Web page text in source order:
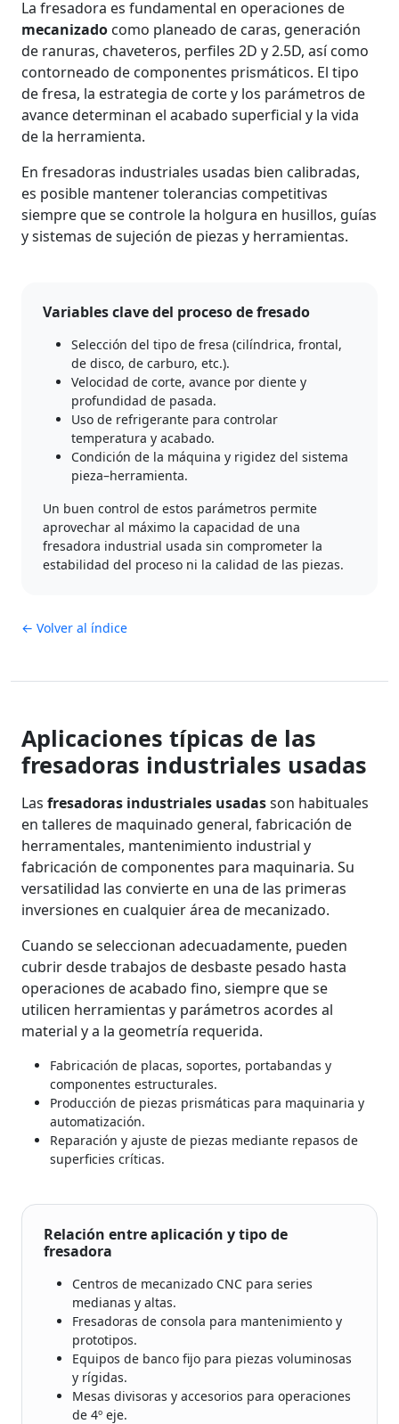
La fresadora es fundamental en operaciones de
mecanizado como planeado de caras, generación
de ranuras, chaveteros, perfiles 2D y 2.5D, así como
contorneado de componentes prismáticos. El tipo
de fresa, la estrategia de corte y los parámetros de
avance determinan el acabado superficial y la vida
de la herramienta.
En fresadoras industriales usadas bien calibradas,
es posible mantener tolerancias competitivas
siempre que se controle la holgura en husillos, guías
y sistemas de sujeción de piezas y herramientas.
Variables clave del proceso de fresado
Selección del tipo de fresa (cilíndrica, frontal,
de disco, de carburo, etc.).
Velocidad de corte, avance por diente y
profundidad de pasada.
Uso de refrigerante para controlar
temperatura y acabado.
Condición de la máquina y rigidez del sistema
pieza–herramienta.
Un buen control de estos parámetros permite
aprovechar al máximo la capacidad de una
fresadora industrial usada sin comprometer la
estabilidad del proceso ni la calidad de las piezas.
← Volver al índice
Aplicaciones típicas de las
fresadoras industriales usadas
Las fresadoras industriales usadasson habituales
en talleres de maquinado general, fabricación de
herramentales, mantenimiento industrial y
fabricación de componentes para maquinaria. Su
versatilidad las convierte en una de las primeras
inversiones en cualquier área de mecanizado.
Cuando se seleccionan adecuadamente, pueden
cubrir desde trabajos de desbaste pesado hasta
operaciones de acabado fino, siempre que se
utilicen herramientas y parámetros acordes al
material y a la geometría requerida.
Fabricación de placas, soportes, portabandas y
componentes estructurales.
Producción de piezas prismáticas para maquinaria y
automatización.
Reparación y ajuste de piezas mediante repasos de
superficies críticas.
Relación entre aplicación y tipo de
fresadora
Centros de mecanizado CNC para series
medianas y altas.
Fresadoras de consola para mantenimiento y
prototipos.
Equipos de banco fijo para piezas voluminosas
y rígidas.
Mesas divisoras y accesorios para operaciones
de 4º eje.